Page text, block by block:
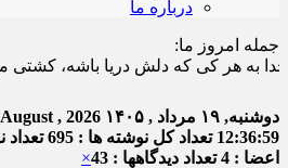
درباره ما
جمله امروز ما:
هر کی که دلش دریا باشه، کشتی میده.
دوشنبه, ۱۹ مرداد , ۱۴۰۵ , 2026
12:36:59 تعداد کل نوشته ها : 695 تعداد
اعضا : 4
تعداد دیدگاهها : 43 ×